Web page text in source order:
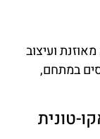
ועיצוב
במתחם,